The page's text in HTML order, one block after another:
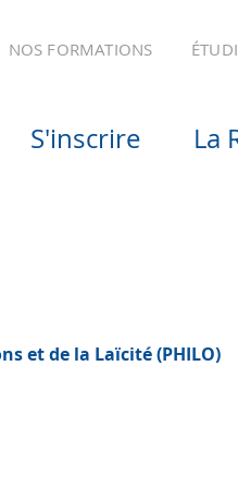
NOS FORMATIONS
S'inscrire La
et de la Laïcité (PHILO)